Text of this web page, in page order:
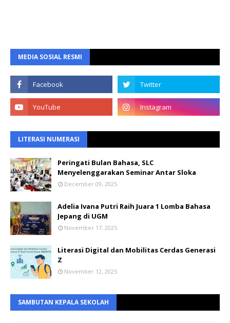
MEDIA SOSIAL RESMI
LITERASI NUMERASI
Peringati Bulan Bahasa, SLC
Menyelenggarakan Seminar Antar Sloka
December 09, 2025
Adelia Ivana Putri Raih Juara 1 Lomba Bahasa
Jepang di UGM
November 17, 2025
Literasi Digital dan Mobilitas Cerdas Generasi
Z
November 12, 2025
SAMBUTAN KEPALA SEKOLAH